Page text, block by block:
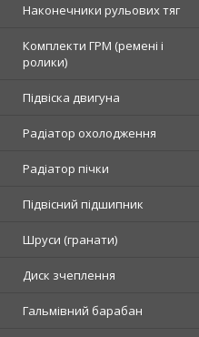
Наконечники рульових тяг
Комплекти ГРМ (ремені і
ролики)
Підвіска двигуна
Радіатор охолодження
Радіатор пічки
Підвісний підшипник
Шруси (гранати)
Диск зчеплення
Гальмівний барабан